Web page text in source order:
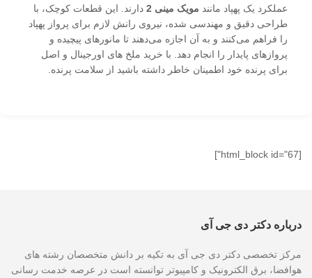
عملکرد یک پهپاد مانند مویک مینی 2
دارند. این قطعات کوچک، با
طراحی دقیق و مهندسی شده، نیروی رانش لازم برای پرواز پهپاد
را فراهم می‌کنند و به آن اجازه می‌دهند تا مانورهای پیچیده و
پروازهای پایدار را انجام دهد. با خرید ملخ های اورجینال و اصل
برای پرنده خود اطمینان خاطر داشته باشید از سلامت پرنده.
[html_block id="67"]
درباره دکتر دی جی آی
مرکز تخصصی دکتر دی جی آی به تکیه بر دانش متخصصان رشته های
هوافضا، برق الکترونیک و کامپیوتر توانسته است در عرصه خدمت رسانی